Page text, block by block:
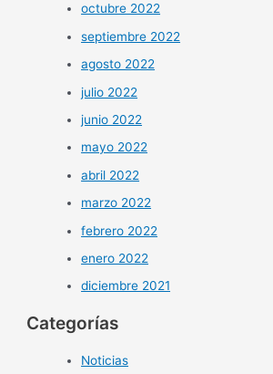
octubre 2022
septiembre 2022
agosto 2022
julio 2022
junio 2022
mayo 2022
abril 2022
marzo 2022
febrero 2022
enero 2022
diciembre 2021
Categorías
Noticias